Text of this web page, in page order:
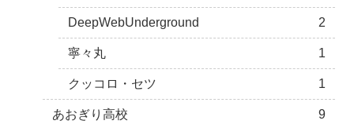
DeepWebUnderground 2
寧々丸 1
クッコロ・セツ 1
あおぎり高校 9